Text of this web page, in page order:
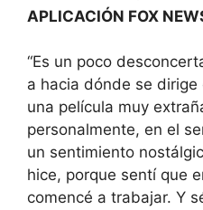
APLICACIÓN FOX
“Es un poco
a hacia dónde se
una película muy
personalmente, en el
un sentimiento
hice, porque sentí que
comencé a trabajar. Y